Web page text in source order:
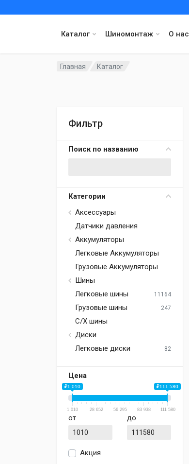
Каталог Шиномонтаж О нас
Главная Каталог
Фильтр
Поиск по названию
Категории
Аксессуары
Датчики давления
Аккумуляторы
Легковые Аккумуляторы
Грузовые Аккумуляторы
Шины
Легковые шины
11164
Грузовые шины 247
С/Х шины
Диски
Легковые диски
82
Цена
₽1 010 ₽111 580
1 010 28 652 56 295 83 938 111 580
от до
Акция